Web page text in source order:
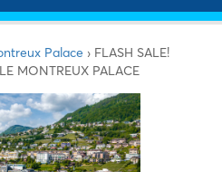
Palace › FLASH SALE!
MONTREUX PALACE